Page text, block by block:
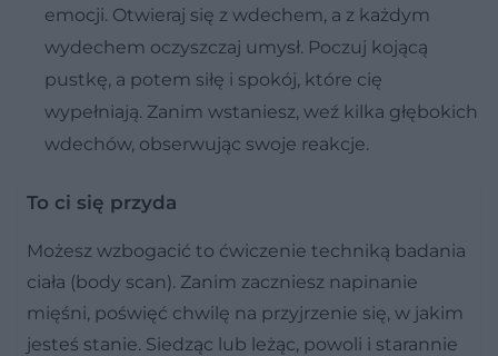
emocji. Otwieraj się z wdechem, a z każdym
wydechem oczyszczaj umysł. Poczuj kojącą
pustkę, a potem siłę i spokój, które cię
wypełniają. Zanim wstaniesz, weź kilka głębokich
wdechów, obserwując swoje reakcje.
To ci się przyda
Możesz wzbogacić to ćwiczenie techniką badania
ciała (body scan). Zanim zaczniesz napinanie
mięśni, poświęć chwilę na przyjrzenie się, w jakim
jesteś stanie. Siedząc lub leżąc, powoli i starannie